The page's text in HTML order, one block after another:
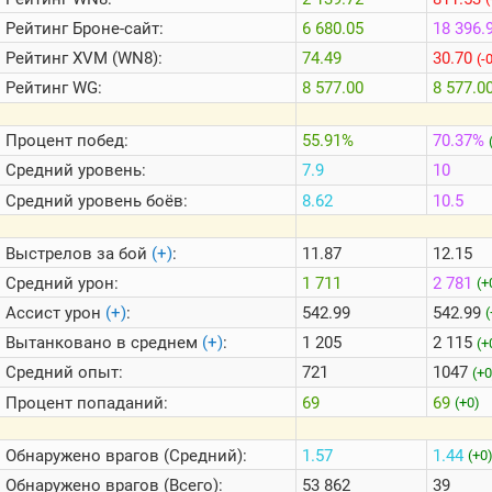
Теlegram
ВК
Портал
Мира
РейтингБроне-сайт:
РейтингXVM (WN8):
РейтингWG:
Процент побед:
Средний уровень:
Средний уровень боёв:
Выстрелов за бой (+):
Средний урон:
Ассист урон (+):
Вытанковано в среднем (+):
Средний опыт:
Процент попаданий:
Обнаружено врагов (Средний):
Обнаружено врагов (Всего):
6 680.05
74.49
8 577.00
55.91%
7.9
8.62
11.87
1 711
542.99
1 205
721
69
1.57
53 862
18
30.70 (-
8
70.37%
10
10.5
12.15
2 781
542.99
2 115
1047
69 (+0)
1.44 (+0)
39